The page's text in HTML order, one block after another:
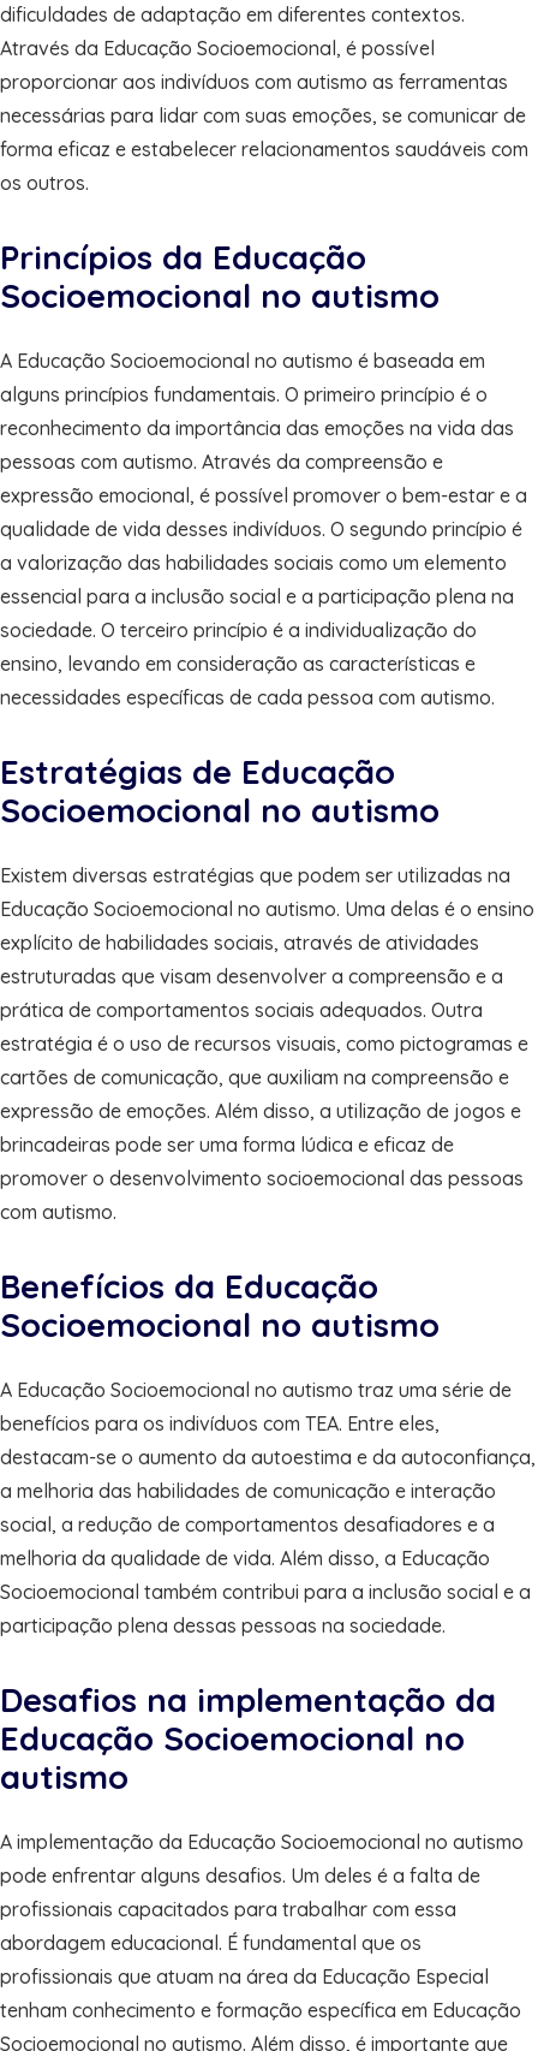
dificuldades de adaptação em diferentes contextos.
Através da Educação Socioemocional, é possível
proporcionar aos indivíduos com autismo as ferramentas
necessárias para lidar com suas emoções, se comunicar de
forma eficaz e estabelecer relacionamentos saudáveis com
os outros.
Princípios da Educação
Socioemocional no autismo
A Educação Socioemocional no autismo é baseada em
alguns princípios fundamentais. O primeiro princípio é o
reconhecimento da importância das emoções na vida das
pessoas com autismo. Através da compreensão e
expressão emocional, é possível promover o bem-estar e a
qualidade de vida desses indivíduos. O segundo princípio é
a valorização das habilidades sociais como um elemento
essencial para a inclusão social e a participação plena na
sociedade. O terceiro princípio é a individualização do
ensino, levando em consideração as características e
necessidades específicas de cada pessoa com autismo.
Estratégias de Educação
Socioemocional no autismo
Existem diversas estratégias que podem ser utilizadas na
Educação Socioemocional no autismo. Uma delas é o ensino
explícito de habilidades sociais, através de atividades
estruturadas que visam desenvolver a compreensão e a
prática de comportamentos sociais adequados. Outra
estratégia é o uso de recursos visuais, como pictogramas e
cartões de comunicação, que auxiliam na compreensão e
expressão de emoções. Além disso, a utilização de jogos e
brincadeiras pode ser uma forma lúdica e eficaz de
promover o desenvolvimento socioemocional das pessoas
com autismo.
Benefícios da Educação
Socioemocional no autismo
A Educação Socioemocional no autismo traz uma série de
benefícios para os indivíduos com TEA. Entre eles,
destacam-se o aumento da autoestima e da autoconfiança,
a melhoria das habilidades de comunicação e interação
social, a redução de comportamentos desafiadores e a
melhoria da qualidade de vida. Além disso, a Educação
Socioemocional também contribui para a inclusão social e a
participação plena dessas pessoas na sociedade.
Desafios na implementação da
Educação Socioemocional no
autismo
A implementação da Educação Socioemocional no autismo
pode enfrentar alguns desafios. Um deles é a falta de
profissionais capacitados para trabalhar com essa
abordagem educacional. É fundamental que os
profissionais que atuam na área da Educação Especial
tenham conhecimento e formação específica em Educação
Socioemocional no autismo. Além disso, é importante que